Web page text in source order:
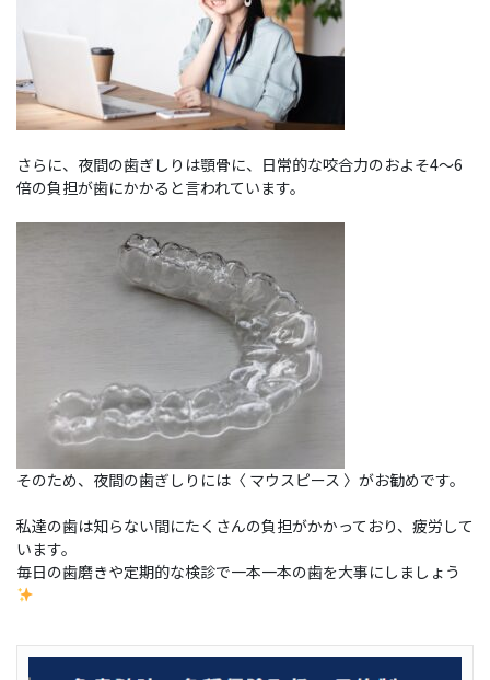
さらに、夜間の歯ぎしりは顎骨に、日常的な咬合力のおよそ4～6
倍の負担が歯にかかると言われています。
そのため、夜間の歯ぎしりには〈 マウスピース 〉がお勧めです。
私達の歯は知らない間にたくさんの負担がかかっており、疲労して
います。
毎日の歯磨きや定期的な検診で一本一本の歯を大事にしましょう